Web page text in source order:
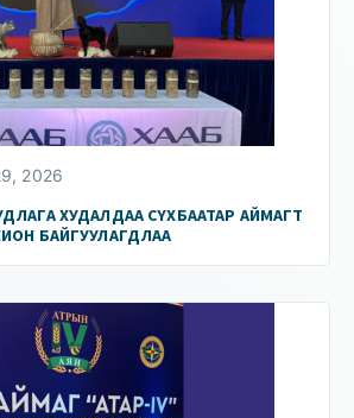
2026
ХУДАЛДАА СҮХБААТАР АЙМАГТ
БАЙГУУЛАГДЛАА